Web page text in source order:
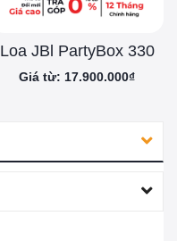
Loa JBl PartyBox 330
Giá từ: 17.900.000₫